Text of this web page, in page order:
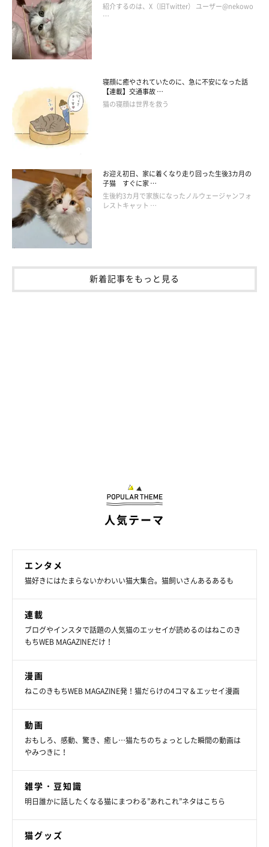
紹介するのは、X（旧Twitter） ユーザー@nekowo
…
寝顔に癒やされていたのに、急に不安になった話
【連載】交通事故 …
猫の寝顔は世界を救う
お迎え初日、家に着くなり走り回った生後3カ月の
子猫 すぐに家 …
生後約3カ月で家族になったノルウェージャンフォ
レストキャット …
新着記事をもっと見る
人気テーマ
エンタメ
猫好きにはたまらないかわいい猫大集合。猫飼いさんあるあるも
連載
ブログやインスタで話題の人気猫のエッセイが読めるのはねこのき
もちWEB MAGAZINEだけ！
漫画
ねこのきもちWEB MAGAZINE発！猫だらけの4コマ＆エッセイ漫画
動画
おもしろ、感動、驚き、癒し…猫たちのちょっとした瞬間の動画は
やみつきに！
雑学・豆知識
明日誰かに話したくなる猫にまつわる”あれこれ”ネタはこちら
猫グッズ